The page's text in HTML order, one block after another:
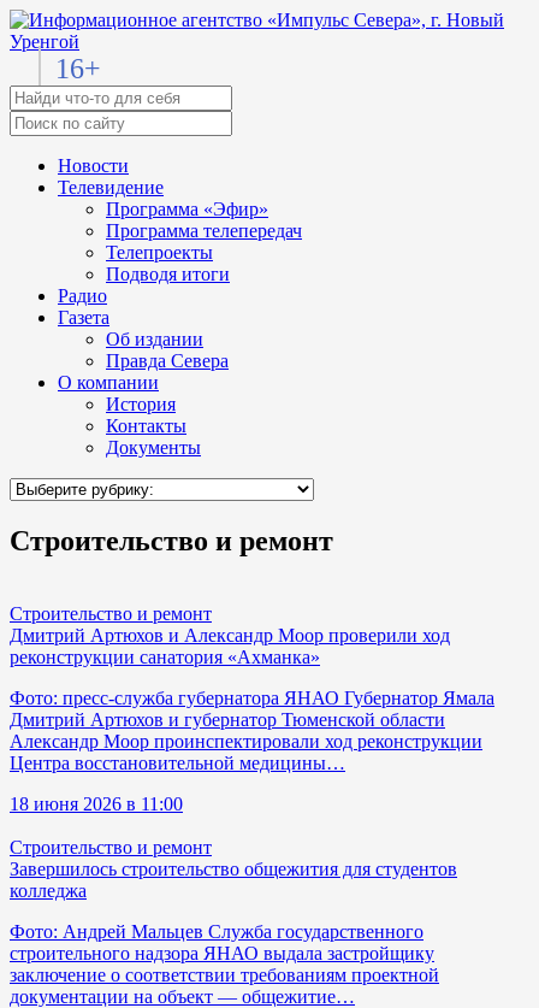
16+
Новости
Телевидение
Программа «Эфир»
Программа телепередач
Телепроекты
Подводя итоги
Радио
Газета
Об издании
Правда Севера
О компании
История
Контакты
Документы
Строительство и ремонт
Строительство и ремонт
Дмитрий Артюхов и Александр Моор проверили ход
реконструкции санатория «Ахманка»
Фото: пресс-служба губернатора ЯНАО Губернатор Ямала
Дмитрий Артюхов и губернатор Тюменской области
Александр Моор проинспектировали ход реконструкции
Центра восстановительной медицины…
18 июня 2026 в 11:00
Строительство и ремонт
Завершилось строительство общежития для студентов
колледжа
Фото: Андрей Мальцев Служба государственного
строительного надзора ЯНАО выдала застройщику
заключение о соответствии требованиям проектной
документации на объект — общежитие…